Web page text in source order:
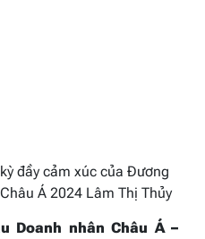
đầy cảm xúc của Đương
Á 2024 Lâm Thị Thủy
Doanh nhân Châu Á –